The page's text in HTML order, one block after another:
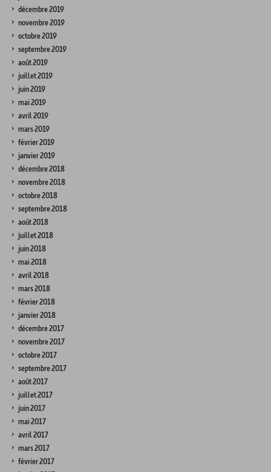
décembre 2019
novembre 2019
octobre 2019
septembre 2019
août 2019
juillet 2019
juin 2019
mai 2019
avril 2019
mars 2019
février 2019
janvier 2019
décembre 2018
novembre 2018
octobre 2018
septembre 2018
août 2018
juillet 2018
juin 2018
mai 2018
avril 2018
mars 2018
février 2018
janvier 2018
décembre 2017
novembre 2017
octobre 2017
septembre 2017
août 2017
juillet 2017
juin 2017
mai 2017
avril 2017
mars 2017
février 2017